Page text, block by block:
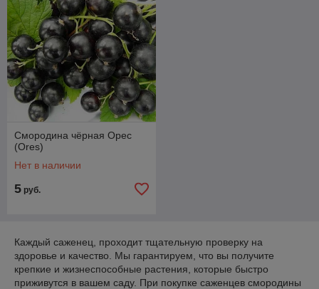
Смородина чёрная Орес
(Ores)
Нет в наличии
5 руб.
Каждый саженец, проходит тщательную проверку на
здоровье и качество. Мы гарантируем, что вы получите
крепкие и жизнеспособные растения, которые быстро
приживутся в вашем саду. При покупке саженцев смородины